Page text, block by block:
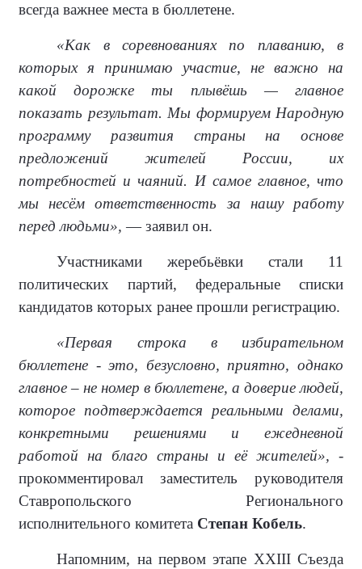
всегда важнее места в бюллетене.
«Как в соревнованиях по плаванию, в
которых я принимаю участие, не важно на
какой дорожке ты плывёшь — главное
показать результат. Мы формируем Народную
программу развития страны на основе
предложений жителей России, их
потребностей и чаяний. И самое главное, что
мы несём ответственность за нашу работу
перед людьми», — заявил он.
Участниками жеребьёвки стали 11
политических партий, федеральные списки
кандидатов которых ранее прошли регистрацию.
«Первая строка в избирательном
бюллетене - это, безусловно, приятно, однако
главное – не номер в бюллетене, а доверие людей,
которое подтверждается реальными делами,
конкретными решениями и ежедневной
работой на благо страны и её жителей», -
прокомментировал заместитель руководителя
Ставропольского Регионального
исполнительного комитета Степан Кобель.
Напомним, на первом этапе XXIII Съезда